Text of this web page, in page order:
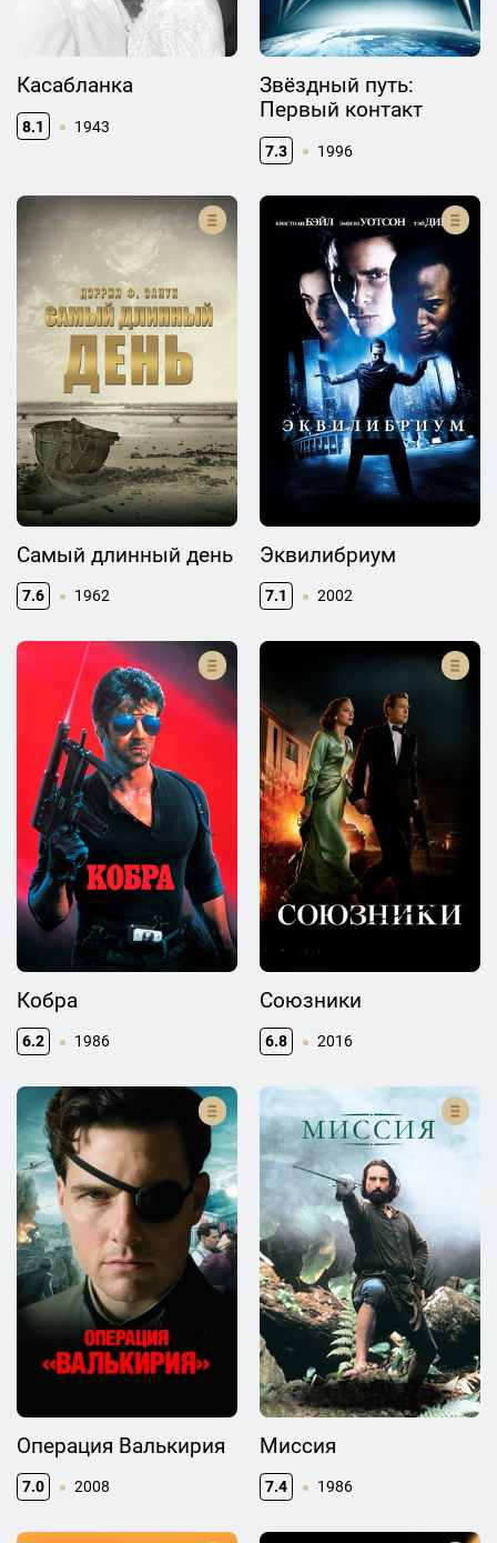
Касабланка
8.1 1943
Звёздный путь:
Первый контакт
7.3 1996
Самый длинный день
7.6 1962
Эквилибриум
7.1 2002
Кобра
6.2 1986
Союзники
6.8 2016
Операция Валькирия
7.0 2008
Миссия
7.4 1986